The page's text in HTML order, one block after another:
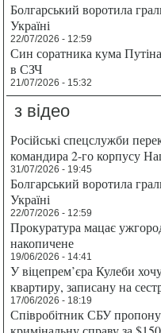
Болгарський воротила
Україні
22/07/2026 - 12:59
Син соратника кума Путіна
в СЗЧ
21/07/2026 - 15:32
з відео
Російські спецслужби
командира 2-го корпусу
31/07/2026 - 19:45
Болгарський воротила
Україні
22/07/2026 - 12:59
Прокуратура мацає
накопичене
19/06/2026 - 14:41
У віцепрем’єра Кулеби
квартиру, записану на
17/06/2026 - 18:19
Співробітник СБУ